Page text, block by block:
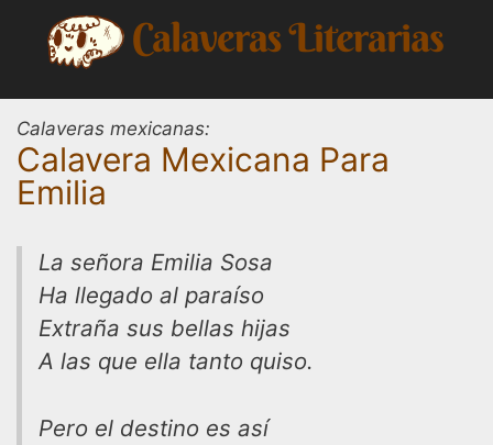
contenido
Calaveras mexicanas:
Calavera Mexicana Para
Emilia
La señora Emilia Sosa
Ha llegado al paraíso
Extraña sus bellas hijas
A las que ella tanto quiso.
Pero el destino es así